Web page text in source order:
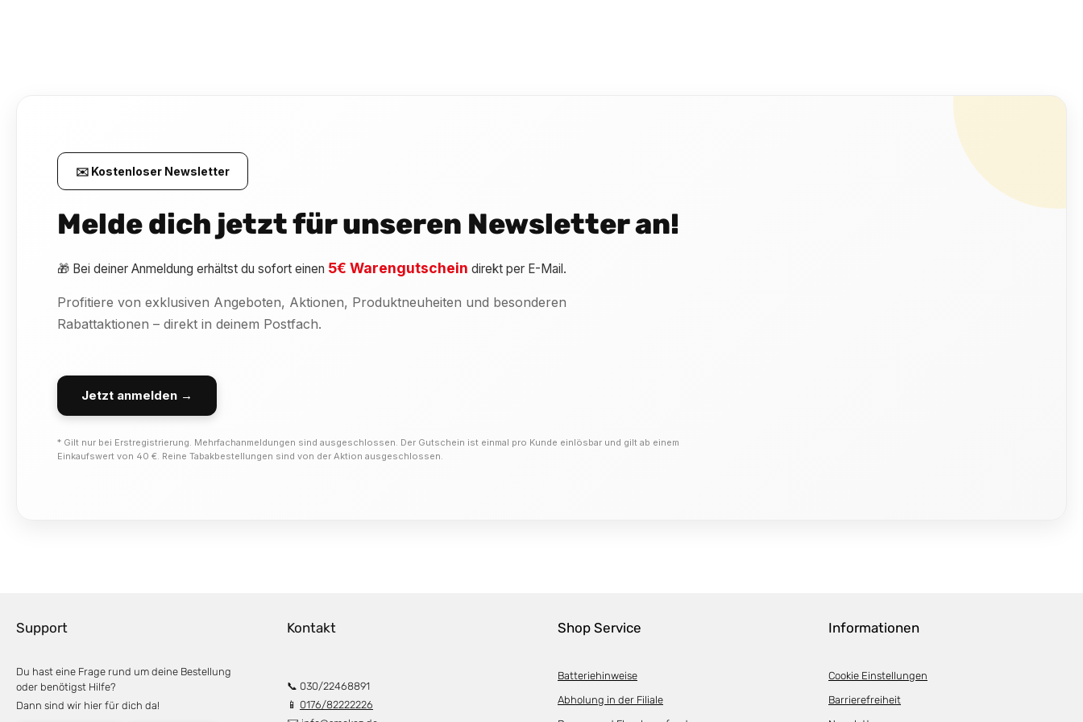
✉️ Kostenloser Newsletter
Melde dich jetzt für unseren Newsletter an!
🎁 Bei deiner Anmeldung erhältst du sofort einen 5€ Warengutschein direkt per E-Mail.
Profitiere von exklusiven Angeboten, Aktionen, Produktneuheiten und besonderen
Rabattaktionen – direkt in deinem Postfach.
Jetzt anmelden →
* Gilt nur bei Erstregistrierung. Mehrfachanmeldungen sind ausgeschlossen. Der Gutschein ist einmal pro Kunde einlösbar und gilt ab einem
Einkaufswert von 40 €. Reine Tabakbestellungen sind von der Aktion ausgeschlossen.
Support
Du hast eine Frage rund um deine Bestellung
oder benötigst Hilfe?
Dann sind wir hier für dich da!
Kontakt
📞 030/22468891
📱 0176/82222226
Shop Service
Batteriehinweise
Abholung in der Filiale
Informationen
Cookie Einstellungen
Barrierefreiheit